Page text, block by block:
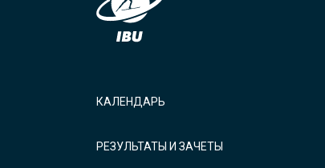
КАЛЕНДАРЬ
РЕЗУЛЬТАТЫ И ЗАЧЕТЫ